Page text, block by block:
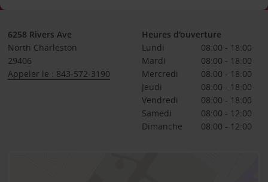
6258 Rivers Ave
North Charleston
29406
Appeler le : 843-572-3190
Heures d'ouverture
Lundi
08:00 - 18:00
Mardi
08:00 - 18:00
Mercredi
08:00 - 18:00
Jeudi
08:00 - 18:00
Vendredi
08:00 - 18:00
Samedi
08:00 - 12:00
Dimanche
08:00 - 12:00